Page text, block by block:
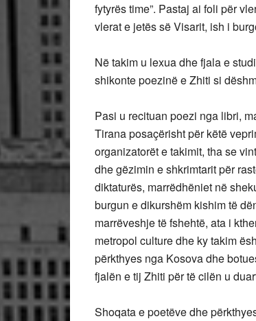
fytyrës time”. Pastaj ai foli për
vlerat e jetës së Visarit, ish i
Në takim u lexua dhe fjala e
shikonte poezinë e Zhiti si
Pasi u recituan poezi nga libri,
Tirana posaçërisht për këtë
organizatorët e takimit, tha se
dhe gëzimin e shkrimtarit për
diktaturës, marrëdhëniet në
burgun e dikurshëm kishim të
marrëveshje të fshehtë, ata i
metropol culture dhe ky takim
përkthyes nga Kosova dhe
fjalën e tij Zhiti për të cilën u
Shoqata e poetëve dhe